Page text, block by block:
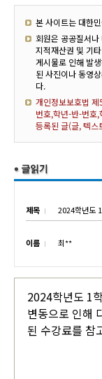
본 사이트는 대한
회원은 공공질서
지적재산권 및 기
게시물로 인해 발
된 사진이나 동영
다.
개인정보보호법
번호,학년-반-번호
등록된 글(글, 텍스
제목
이름 최**
2024학년도 1
변동으로 인해
된 수강료를 참